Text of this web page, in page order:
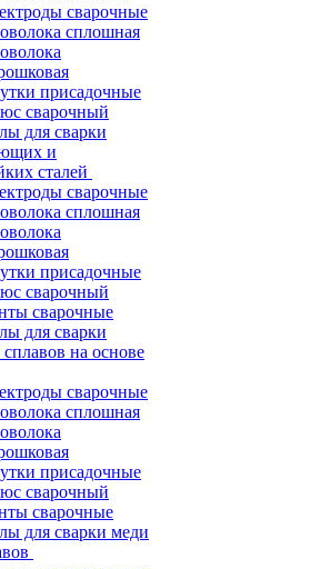
сварочные
сплошная
присадочные
сварочный
для сварки
и
сталей
сварочные
сплошная
присадочные
сварочный
сварочные
для сварки
на основе
сварочные
сплошная
присадочные
сварочный
сварочные
для сварки меди